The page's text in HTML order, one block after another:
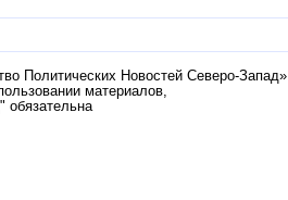
Политических Новостей Северо-Запад»
материалов,
обязательна